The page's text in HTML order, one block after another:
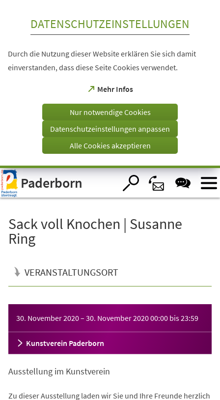
Visuelle
Assistenzsoftware
öffnen.
DATENSCHUTZEINSTELLUNGEN
Durch die Nutzung dieser Website erklären Sie sich damit
einverstanden, dass diese Seite Cookies verwendet.
Mehr Infos
(Öffnet
einem
Tab)
Nur notwendige Cookies
Datenschutzeinstellungen anpassen
Alle Cookies akzeptieren
Paderborn
Sack voll Knochen | Susanne
Ring
VERANSTALTUNGSORT
30. November 2020– 30. November 202000:00 bis23:59
Kunstverein Paderborn
Ausstellung im Kunstverein
Zu dieser Ausstellung laden wir Sie und Ihre Freunde herzlich